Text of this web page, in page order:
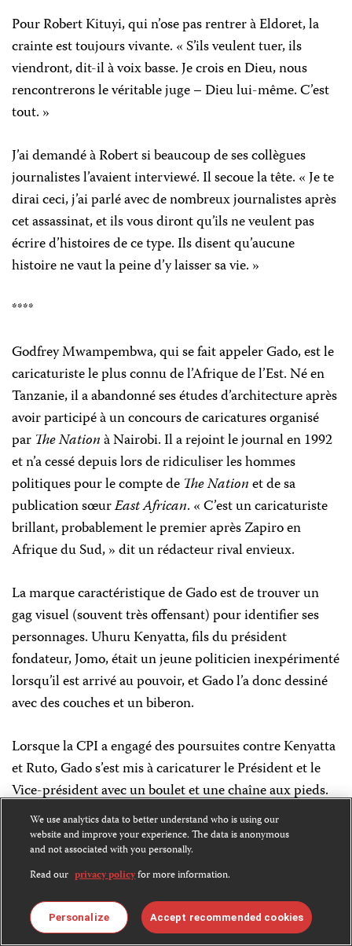
Pour Robert Kituyi, qui n’ose pas rentrer à Eldoret, la
crainte est toujours vivante. « S’ils veulent tuer, ils
viendront, dit-il à voix basse. Je crois en Dieu, nous
rencontrerons le véritable juge – Dieu lui-même. C’est
tout. »
J’ai demandé à Robert si beaucoup de ses collègues
journalistes l’avaient interviewé. Il secoue la tête. « Je te
dirai ceci, j’ai parlé avec de nombreux journalistes après
cet assassinat, et ils vous diront qu’ils ne veulent pas
écrire d’histoires de ce type. Ils disent qu’aucune
histoire ne vaut la peine d’y laisser sa vie. »
****
Godfrey Mwampembwa, qui se fait appeler Gado, est le
caricaturiste le plus connu de l’Afrique de l’Est. Né en
Tanzanie, il a abandonné ses études d’architecture après
avoir participé à un concours de caricatures organisé
par The Nationà Nairobi. Il a rejoint le journal en 1992
et n’a cessé depuis lors de ridiculiser les hommes
politiques pour le compte de The Nationet de sa
publication sœurEast African. « C’est un caricaturiste
brillant, probablement le premier après Zapiro en
Afrique du Sud, » dit un rédacteur rival envieux.
La marque caractéristique de Gado est de trouver un
gag visuel (souvent très offensant) pour identifier ses
personnages. Uhuru Kenyatta, fils du président
fondateur, Jomo, était un jeune politicien inexpérimenté
lorsqu’il est arrivé au pouvoir, et Gado l’a donc dessiné
avec des couches et un biberon.
Lorsque la CPI a engagé des poursuites contre Kenyatta
et Ruto, Gado s’est mis à caricaturer le Président et le
Vice-président avec un boulet et une chaîne aux pieds.
Après que Ruto, impliqué dans un scandale immobilier
ait prétendu que la terre en question appartenait à un
homme d’affaires sikh, Gado l’a dessiné avec un turban.
D’autres caricatures de Gado ont offensé les politiciens.
Ruto n’a pas apprécié la plaisanterie lorsque Gado l’a
We use analytics data to better understand who is using our
website and improve your experience. The data is anonymous
and not associated with you personally.
Read our privacy policyfor more information.
Personalize Accept recommended cookies